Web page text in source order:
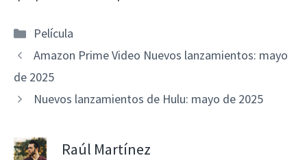
Categorías
Película
Amazon Prime Video Nuevos lanzamientos: mayo
de 2025
Nuevos lanzamientos de Hulu: mayo de 2025
Raúl Martínez